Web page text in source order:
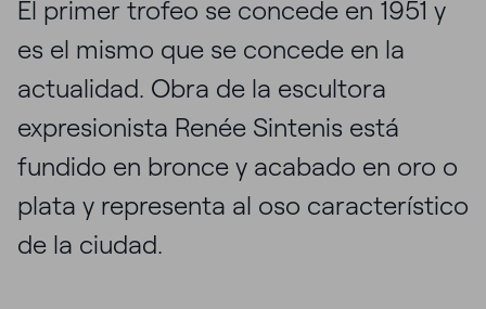
El primer trofeo se concede en 1951 y
es el mismo que se concede en la
actualidad. Obra de la escultora
expresionista Renée Sintenis está
fundido en bronce y acabado en oro o
plata y representa al oso característico
de la ciudad.